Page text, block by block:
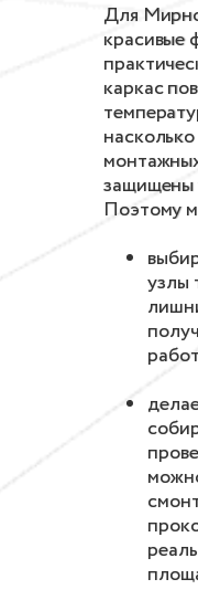
Для
красивые
каркас
защищены
Поэтому
узлы